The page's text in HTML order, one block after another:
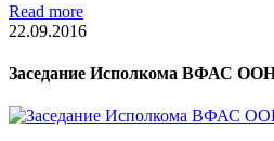
Read more
22.09.2016
Заседание Исполкома ВФАС